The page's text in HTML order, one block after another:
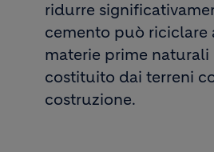
ridurre
cemento può riciclare
materie prime naturali
costituito dai terreni
costruzione.